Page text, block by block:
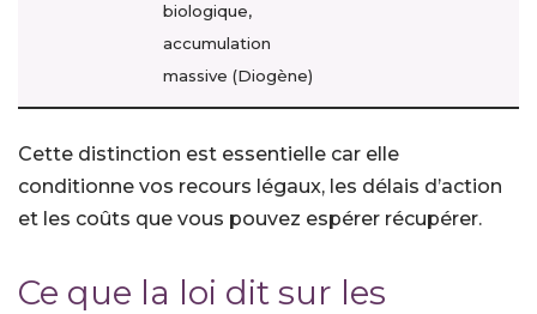
biologique,
accumulation
massive (Diogène)
Cette distinction est essentielle car elle
conditionne vos recours légaux, les délais d’action
et les coûts que vous pouvez espérer récupérer.
Ce que la loi dit sur les